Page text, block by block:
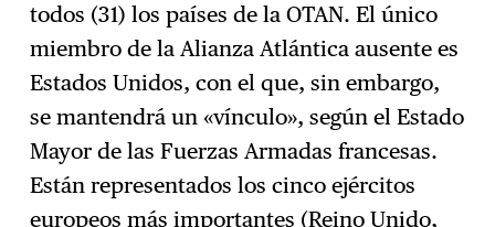
todos (31) los países de la OTAN. El único
miembro de la Alianza Atlántica ausente es
Estados Unidos, con el que, sin embargo,
se mantendrá un «vínculo», según el Estado
Mayor de las Fuerzas Armadas francesas.
Están representados los cinco ejércitos
europeos más importantes (Reino Unido,